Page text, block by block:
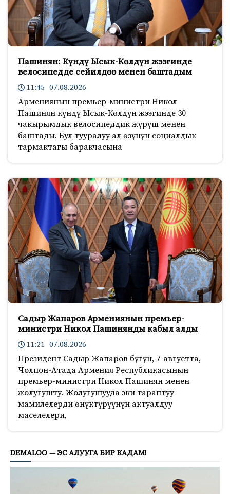
Пашинян: Күндү Ысык-Көлдүн жээгинде
велосипедде сейилдөө менен баштадым
11:45 07.08.2026
Армениянын премьер-министри Никол
Пашинян күндү Ысык-Көлдүн жээгинде 30
чакырымдык велосипеддик жүрүш менен
баштады. Бул тууралуу ал өзүнүн социалдык
тармактагы баракчасына
Садыр Жапаров Армениянын премьер-
министри Никол Пашинянды кабыл алды
11:21 07.08.2026
Президент Садыр Жапаров бүгүн, 7-августта,
Чолпон-Атада Армения Республикасынын
премьер-министри Никол Пашинян менен
жолугушту. Жолугушууда эки тараптуу
мамилелерди өнүктүрүүнүн актуалдуу
маселелери,
DEMALOO — ЭС АЛУУГА БИР КАДАМ!